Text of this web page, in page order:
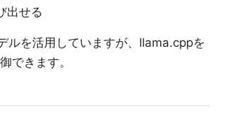
出せる
ルを活用していますが、llama.cppを
できます。